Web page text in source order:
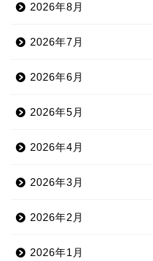
2026年8月
2026年7月
2026年6月
2026年5月
2026年4月
2026年3月
2026年2月
2026年1月